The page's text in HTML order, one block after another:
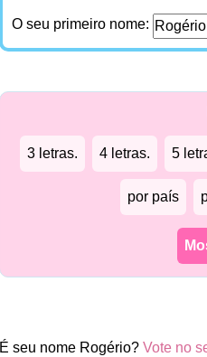
O seu primeiro nome:
3 letras. 4 letras. 5
por país
É seu nome Rogério? Vote no